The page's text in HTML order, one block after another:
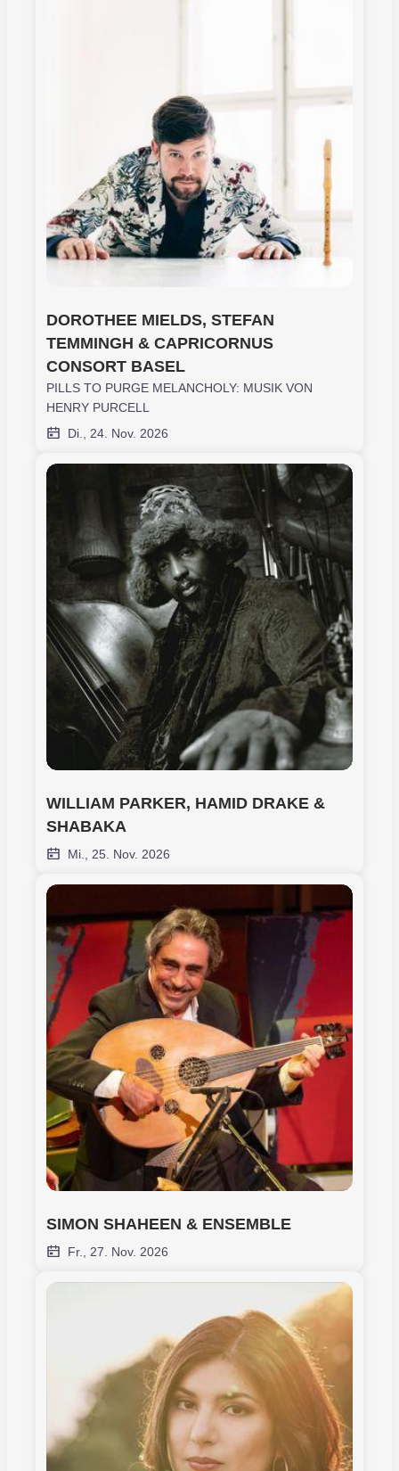
DOROTHEE MIELDS, STEFAN
TEMMINGH & CAPRICORNUS
CONSORT BASEL
PILLS TO PURGE MELANCHOLY: MUSIK VON
HENRY PURCELL
Di., 24. Nov. 2026
WILLIAM PARKER, HAMID DRAKE &
SHABAKA
Mi., 25. Nov. 2026
SIMON SHAHEEN & ENSEMBLE
Fr., 27. Nov. 2026